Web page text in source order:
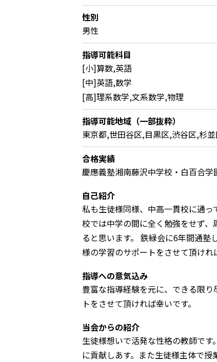
性別
男性
指導可能科目
[小]算数,英語
[中]英語,数学
[高]理系数学,文系数学,物理
指導可能地域（一部抜粋）
東京都,世田谷区,目黒区,渋谷区,杉
合格実績
慶應義塾湘南藤沢中学校・白百合学
自己紹介
私も生徒様同様、中高一貫校に通
校では中学の間に全く勉強をせず
ると思います。 鉄緑会に6年間通
様の学習のサポートをさせて頂けれ
指導への意気込み
豊富な指導経験を元に、できる限
トをさせて頂ければ幸いです。
当会からの紹介
生徒様想いで活発な性格の教師で
に貢献しあす。また生徒様主体で